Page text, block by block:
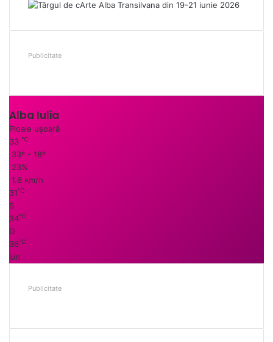
Publicitate
Alba Iulia
Ploaie ușoară
33 ℃
33º - 18º
23%
1.6 km/h
31℃
S
34℃
D
36℃
lun
Publicitate